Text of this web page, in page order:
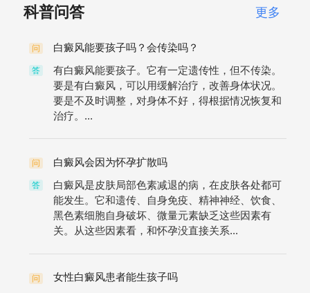
科普问答 更多
问 白癜风能要孩子吗？会传染吗？
答
有白癜风能要孩子。它有一定遗传性，但不传染。
要是有白癜风，可以用缓解治疗，改善身体状况。
要是不及时调整，对身体不好，得根据情况恢复和
治疗。...
问 白癜风会因为怀孕扩散吗
答
白癜风是皮肤局部色素减退的病，在皮肤各处都可
能发生。它和遗传、自身免疫、精神神经、饮食、
黑色素细胞自身破坏、微量元素缺乏这些因素有
关。从这些因素看，和怀孕没直接关系...
问 女性白癜风患者能生孩子吗